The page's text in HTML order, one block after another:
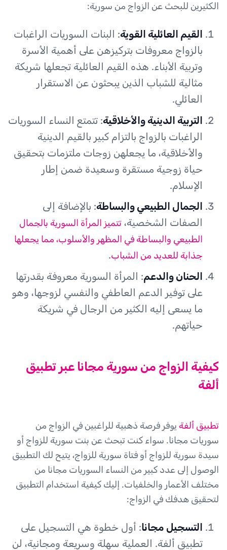
الكثيرين للبحث عن الزواج من سورية:
القيم العائلية القوية: البنات السوريات الراغبات
بالزواج معروفات بتركيزهن على أهمية الأسرة
وتربية الأبناء. هذه القيم العائلية تجعلها شريكة
مثالية للشباب الذين يبحثون عن الاستقرار
العائلي.
التربية الدينية والأخلاقية: تتمتع النساء السوريات
الراغبات بالزواج بالتزام كبير بالقيم الدينية
والأخلاقية، ما يجعلهن زوجات ملتزمات بتحقيق
حياة زوجية مستقرة وسعيدة ضمن إطار
الإسلام.
الجمال الطبيعي والبساطة: بالإضافة إلى
الصفات الشخصية، تتميز المرأة السورية بالجمال
الطبيعي والبساطة في المظهر والأسلوب، مما يجعلها
جذابة للعديد من الشباب.
الحنان والدعم: المرأة السورية معروفة بقدرتها
على توفير الدعم العاطفي والنفسي لزوجها، وهو
ما يسعى إليه الكثير من الرجال في شريكة
حياتهم.
كيفية الزواج من سورية مجانا عبر تطبيق
ألفة
تطبيق ألفة يوفر فرصة ذهبية للراغبين في الزواج من
سوريات مجانا. سواء كنت تبحث عن بنت سورية للزواج أو
سيدة سورية للزواج أو فتاة سورية للزواج، يتيح لك التطبيق
الوصول إلى عدد كبير من النساء السوريات مجانا من
مختلف الأعمار والخلفيات. إليك كيفية استخدام التطبيق
لتحقيق هدفك في الزواج:
التسجيل مجانا: أول خطوة هي التسجيل على
تطبيق ألفة. العملية سهلة وسريعة ومجانية، لن